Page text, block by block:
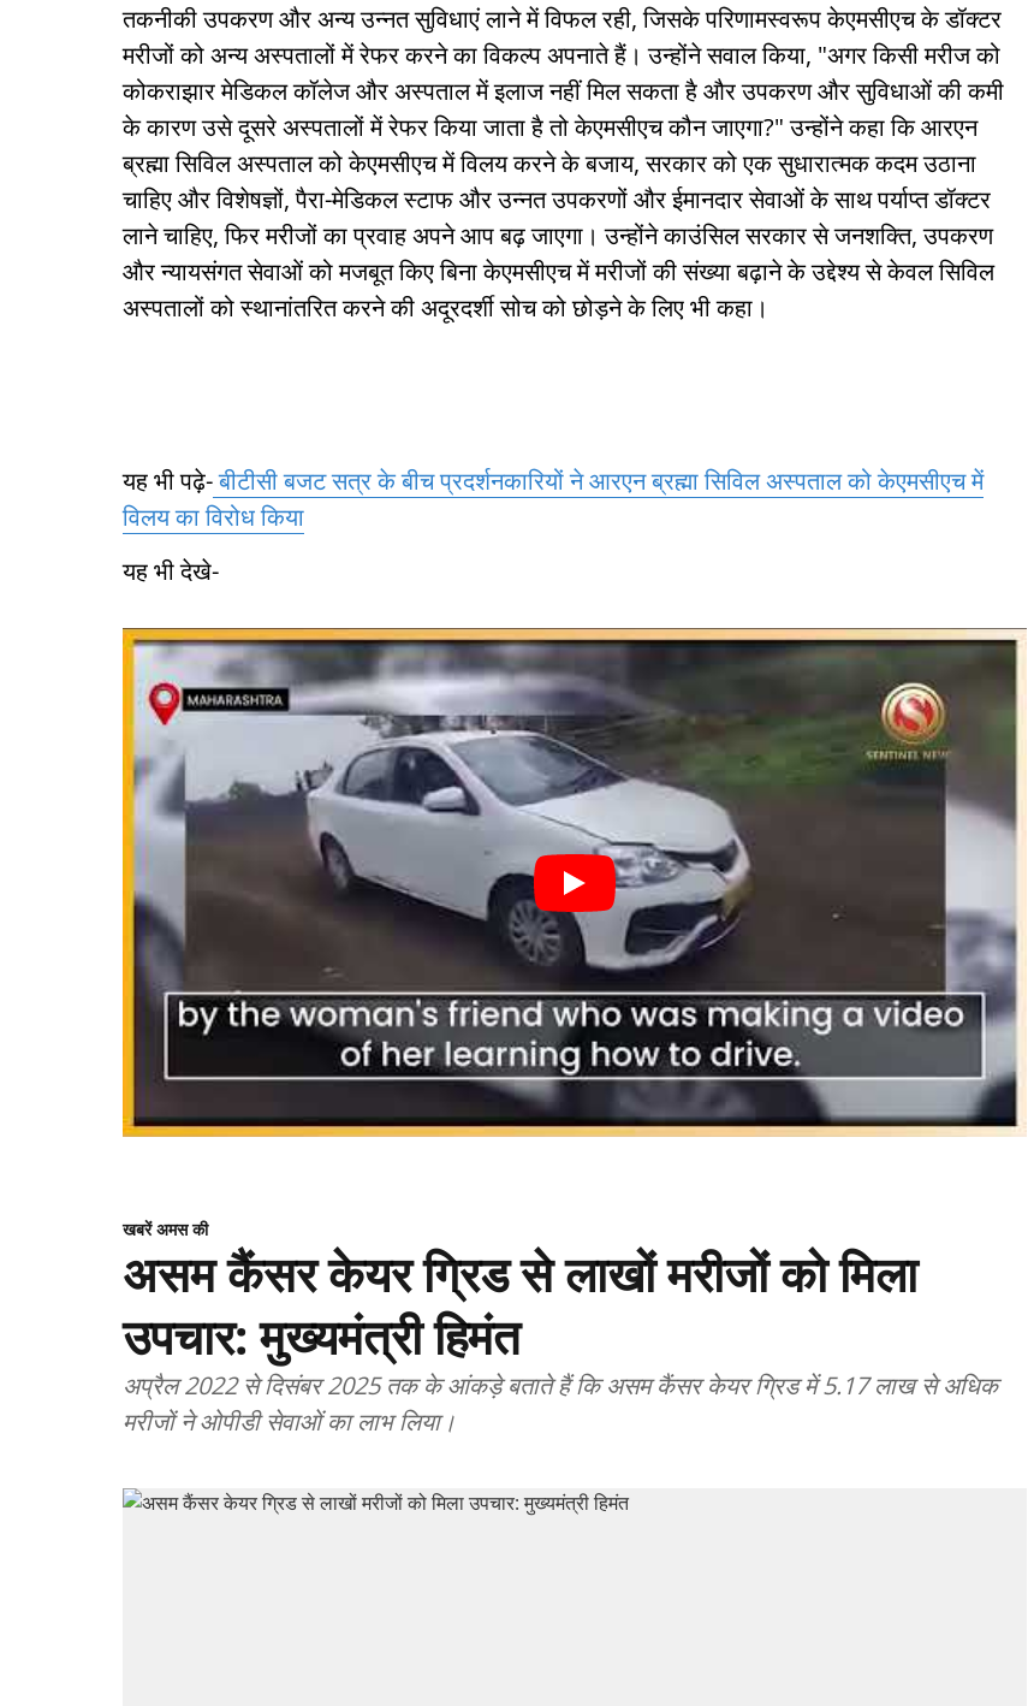
तकनीकी उपकरण और अन्य उन्नत सुविधाएं लाने में विफल रही, जिसके परिणामस्वरूप केएमसीएच के डॉक्टर
मरीजों को अन्य अस्पतालों में रेफर करने का विकल्प अपनाते हैं। उन्होंने सवाल किया, "अगर किसी मरीज को
कोकराझार मेडिकल कॉलेज और अस्पताल में इलाज नहीं मिल सकता है और उपकरण और सुविधाओं की कमी
के कारण उसे दूसरे अस्पतालों में रेफर किया जाता है तो केएमसीएच कौन जाएगा?" उन्होंने कहा कि आरएन
ब्रह्मा सिविल अस्पताल को केएमसीएच में विलय करने के बजाय, सरकार को एक सुधारात्मक कदम उठाना
चाहिए और विशेषज्ञों, पैरा-मेडिकल स्टाफ और उन्नत उपकरणों और ईमानदार सेवाओं के साथ पर्याप्त डॉक्टर
लाने चाहिए, फिर मरीजों का प्रवाह अपने आप बढ़ जाएगा। उन्होंने काउंसिल सरकार से जनशक्ति, उपकरण
और न्यायसंगत सेवाओं को मजबूत किए बिना केएमसीएच में मरीजों की संख्या बढ़ाने के उद्देश्य से केवल सिविल
अस्पतालों को स्थानांतरित करने की अदूरदर्शी सोच को छोड़ने के लिए भी कहा।
यह भी पढ़े-बीटीसी बजट सत्र के बीच प्रदर्शनकारियों ने आरएन ब्रह्मा सिविल अस्पताल को केएमसीएच में
विलय का विरोध किया
यह भी देखे-
खबरें अमस की
असम कैंसर केयर ग्रिड से लाखों मरीजों को मिला
उपचार: मुख्यमंत्री हिमंत
अप्रैल 2022 से दिसंबर 2025 तक के आंकड़े बताते हैं कि असम कैंसर केयर ग्रिड में 5.17 लाख से अधिक
मरीजों ने ओपीडी सेवाओं का लाभ लिया।